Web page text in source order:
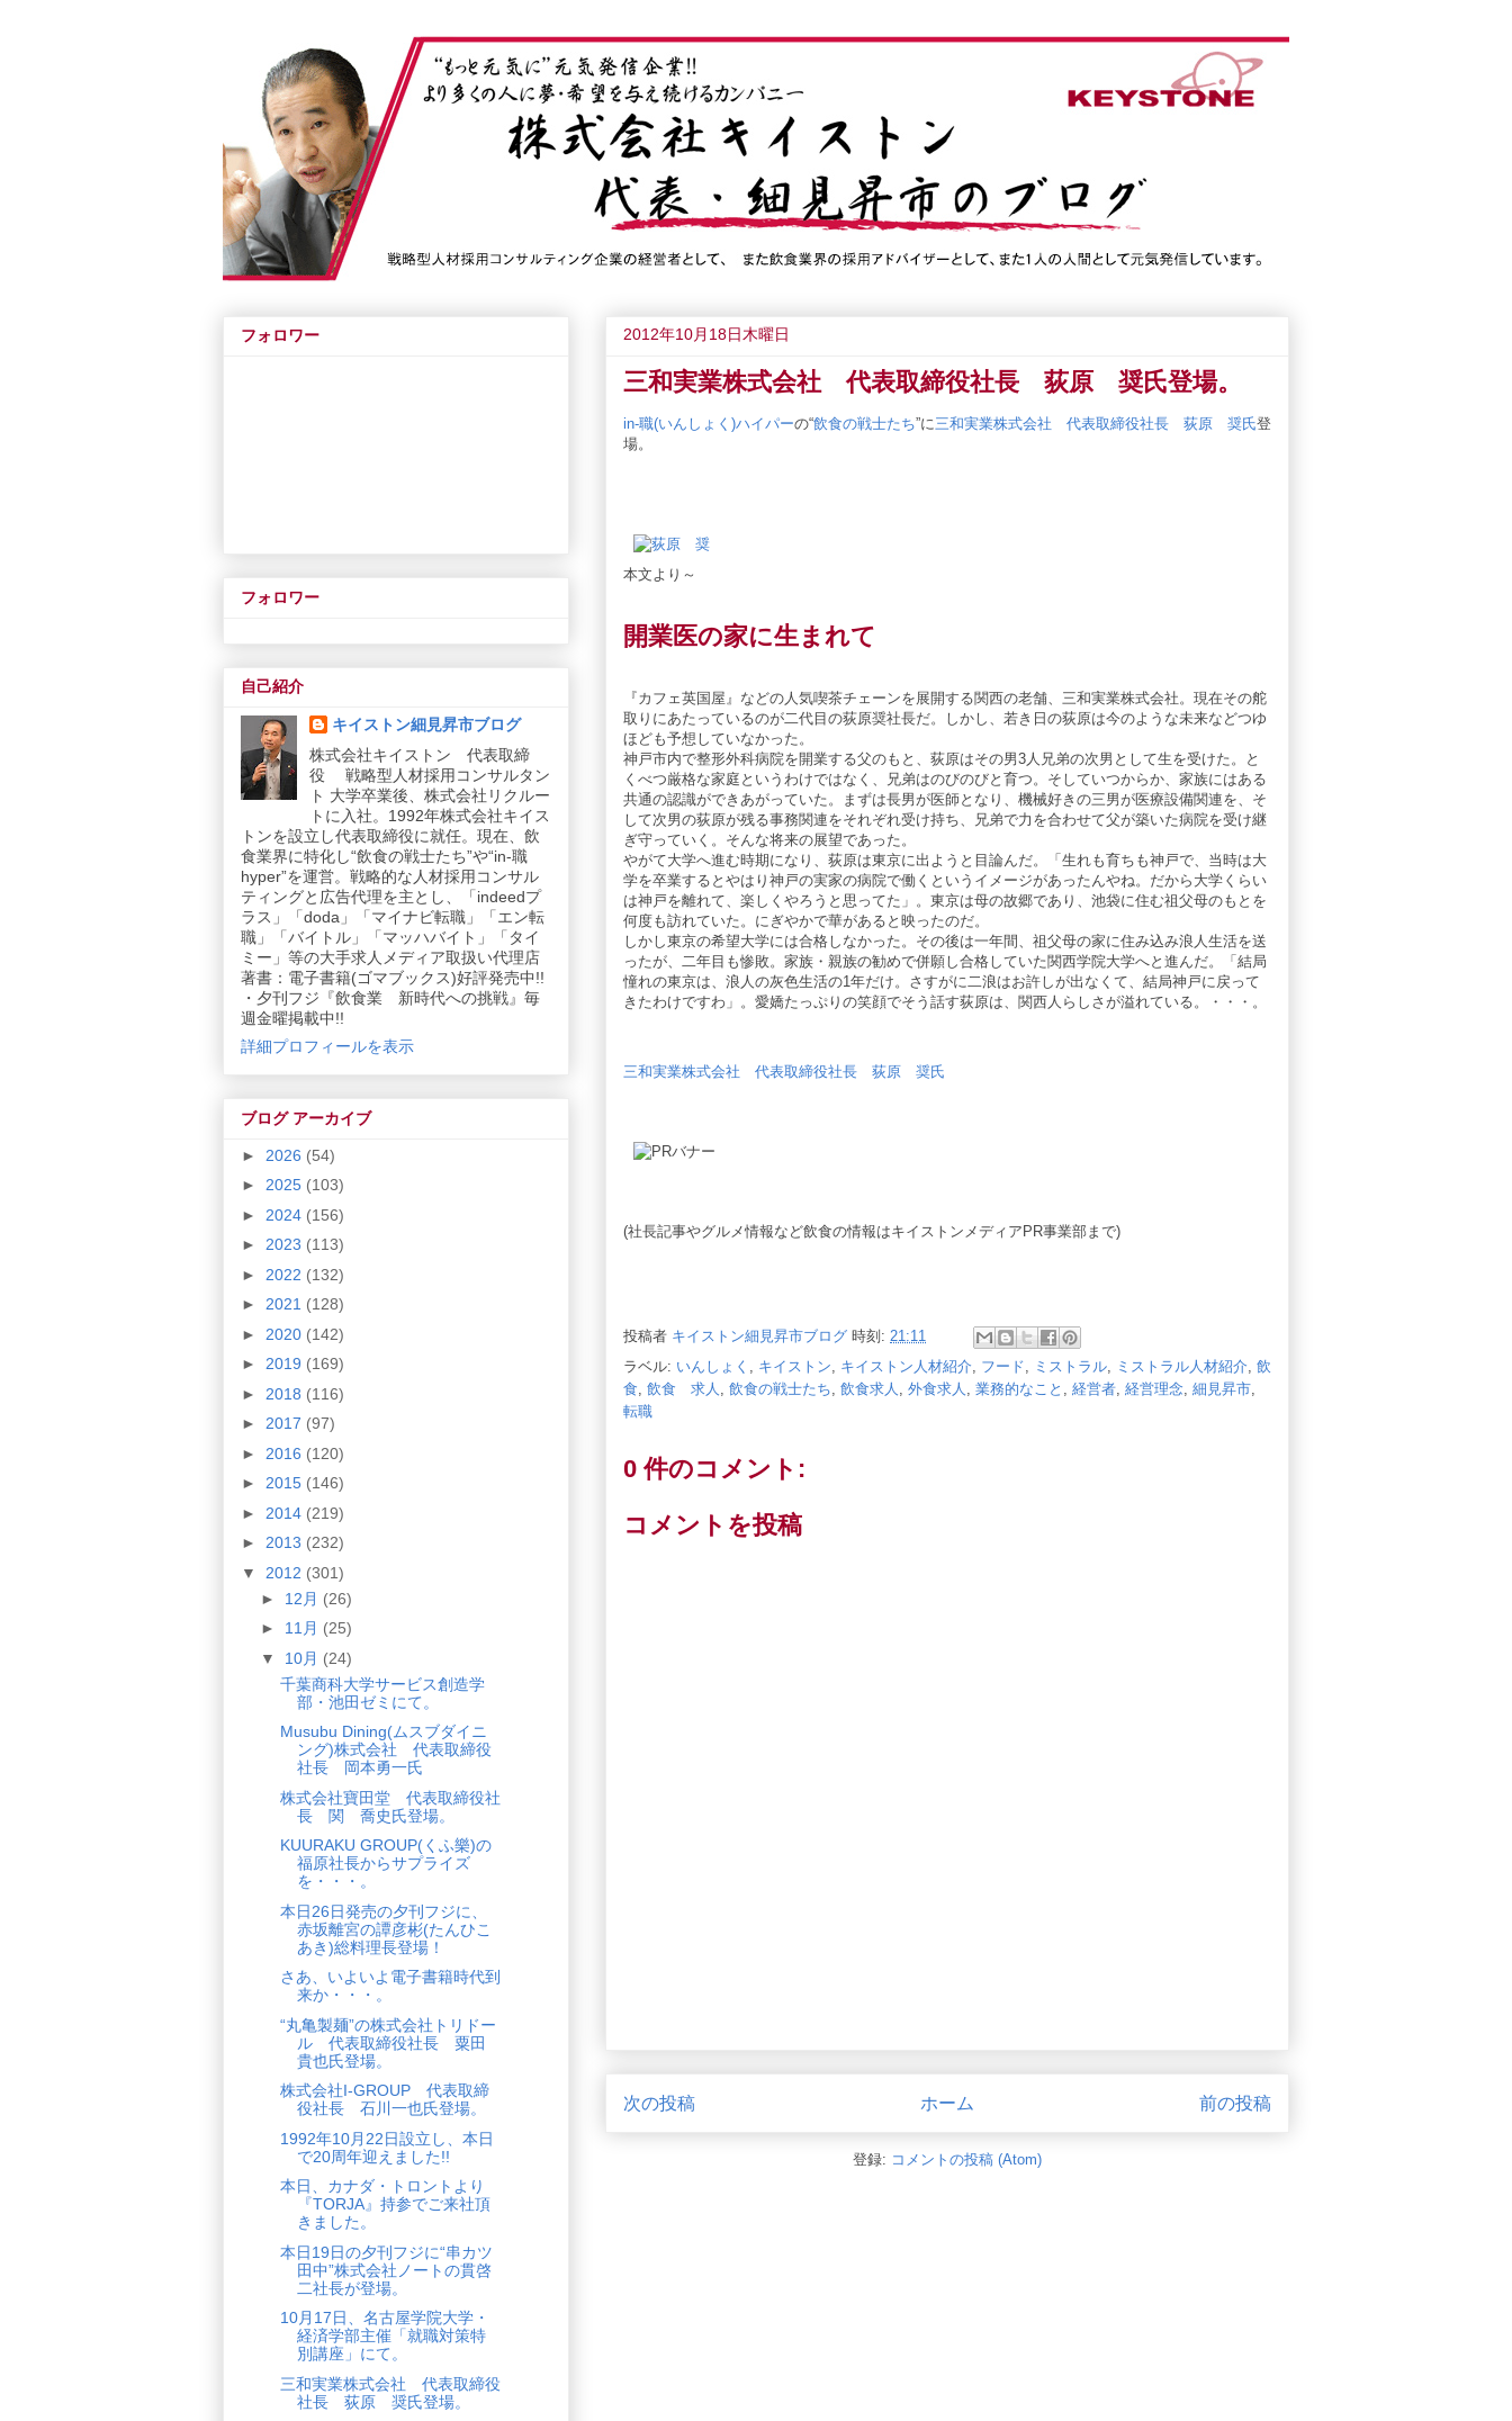
2012年10月18日木曜日
三和実業株式会社 代表取締役社長 荻原 奨氏登場。
in-職(いんしょく)ハイパーの“飲食の戦士たち”に三和実業株式会社 代表取締役社長 荻原 奨氏登
場。
本文より～
開業医の家に生まれて
『カフェ英国屋』などの人気喫茶チェーンを展開する関西の老舗、三和実業株式会社。現在その舵
取りにあたっているのが二代目の荻原奨社長だ。しかし、若き日の荻原は今のような未来などつゆ
ほども予想していなかった。
神戸市内で整形外科病院を開業する父のもと、荻原はその男3人兄弟の次男として生を受けた。と
くべつ厳格な家庭というわけではなく、兄弟はのびのびと育つ。そしていつからか、家族にはある
共通の認識ができあがっていた。まずは長男が医師となり、機械好きの三男が医療設備関連を、そ
して次男の荻原が残る事務関連をそれぞれ受け持ち、兄弟で力を合わせて父が築いた病院を受け継
ぎ守っていく。そんな将来の展望であった。
やがて大学へ進む時期になり、荻原は東京に出ようと目論んだ。「生れも育ちも神戸で、当時は大
学を卒業するとやはり神戸の実家の病院で働くというイメージがあったんやね。だから大学くらい
は神戸を離れて、楽しくやろうと思ってた」。東京は母の故郷であり、池袋に住む祖父母のもとを
何度も訪れていた。にぎやかで華があると映ったのだ。
しかし東京の希望大学には合格しなかった。その後は一年間、祖父母の家に住み込み浪人生活を送
ったが、二年目も惨敗。家族・親族の勧めで併願し合格していた関西学院大学へと進んだ。「結局
憧れの東京は、浪人の灰色生活の1年だけ。さすがに二浪はお許しが出なくて、結局神戸に戻って
きたわけですわ」。愛嬌たっぷりの笑顔でそう話す荻原は、関西人らしさが溢れている。・・・。
三和実業株式会社 代表取締役社長 荻原 奨氏
(社長記事やグルメ情報など飲食の情報はキイストンメディアPR事業部まで)
投稿者 キイストン細見昇市ブログ 時刻: 21:11
ラベル: いんしょく , キイストン, キイストン人材紹介, フード, ミストラル, ミストラル人材紹介, 飲
食, 飲食 求人 , 飲食の戦士たち, 飲食求人 , 外食求人 , 業務的なこと , 経営者, 経営理念, 細見昇市,
転職
0 件のコメント:
コメントを投稿
次の投稿 前の投稿
ホーム
登録: コメントの投稿 (Atom)
フォロワー
フォロワー
自己紹介
キイストン細見昇市ブログ
株式会社キイストン 代表取締
役 戦略型人材採用コンサルタン
ト 大学卒業後、株式会社リクルー
トに入社。1992年株式会社キイス
トンを設立し代表取締役に就任。現在、飲
食業界に特化し“飲食の戦士たち”や“in-職
hyper”を運営。戦略的な人材採用コンサル
ティングと広告代理を主とし、「indeedプ
ラス」「doda」「マイナビ転職」「エン転
職」「バイトル」「マッハバイト」「タイ
ミー」等の大手求人メディア取扱い代理店
著書：電子書籍(ゴマブックス)好評発売中!!
・夕刊フジ『飲食業 新時代への挑戦』毎
週金曜掲載中!!
詳細プロフィールを表示
ブログ アーカイブ
► 2026 (54)
► 2025 (103)
► 2024 (156)
► 2023 (113)
► 2022 (132)
► 2021 (128)
► 2020 (142)
► 2019 (169)
► 2018 (116)
► 2017 (97)
► 2016 (120)
► 2015 (146)
► 2014 (219)
► 2013 (232)
▼ 2012 (301)
► 12月 (26)
► 11月 (25)
▼ 10月 (24)
千葉商科大学サービス創造学
部・池田ゼミにて。
Musubu Dining(ムスブダイニ
ング)株式会社 代表取締役
社長 岡本勇一氏
株式会社寶田堂 代表取締役社
長 関 喬史氏登場。
KUURAKU GROUP(くふ樂)の
福原社長からサプライズ
を・・・。
本日26日発売の夕刊フジに、
赤坂離宮の譚彦彬(たんひこ
あき)総料理長登場！
さあ、いよいよ電子書籍時代到
来か・・・。
“丸亀製麺”の株式会社トリドー
ル 代表取締役社長 粟田
貴也氏登場。
株式会社I-GROUP 代表取締
役社長 石川一也氏登場。
1992年10月22日設立し、本日
で20周年迎えました!!
本日、カナダ・トロントより
『TORJA』持参でご来社頂
きました。
本日19日の夕刊フジに“串カツ
田中”株式会社ノートの貫啓
二社長が登場。
10月17日、名古屋学院大学・
経済学部主催「就職対策特
別講座」にて。
三和実業株式会社 代表取締役
社長 荻原 奨氏登場。